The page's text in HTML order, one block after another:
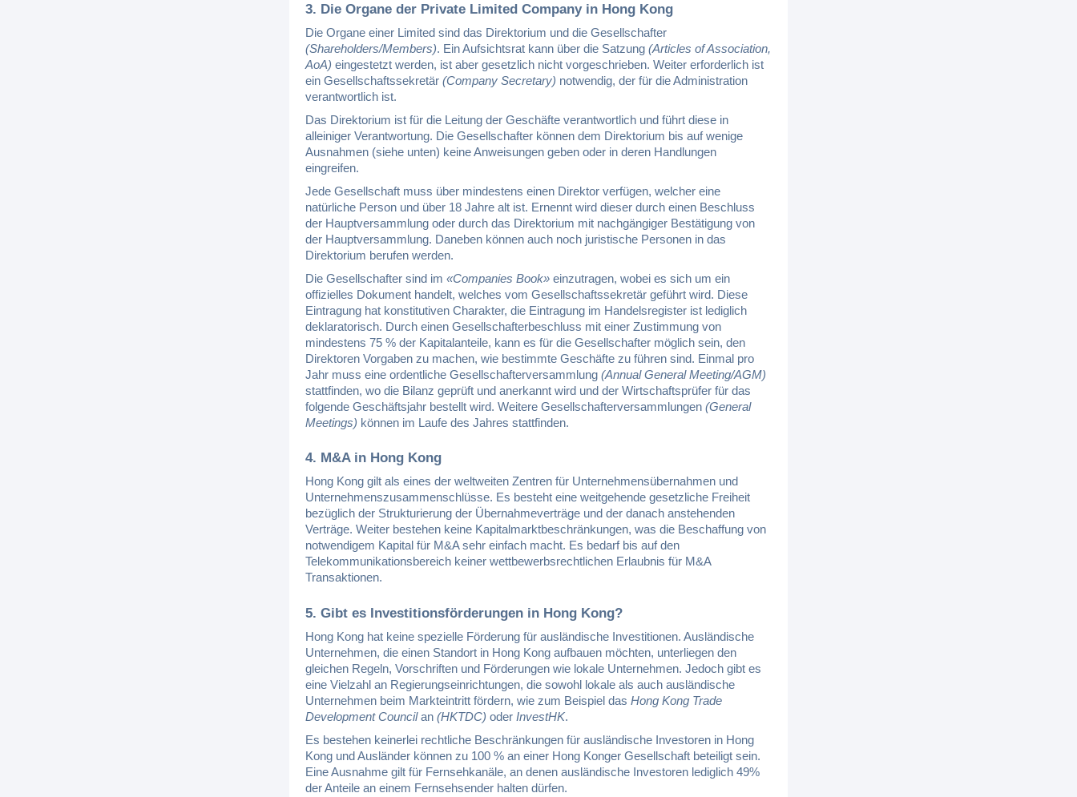
3. Die Organe der Private Limited Company in Hong Kong
Die Organe einer Limited sind das Direktorium und die Gesellschafter
(Shareholders/Members). Ein Aufsichtsrat kann über die Satzung (Articles of Association,
AoA) eingestetzt werden, ist aber gesetzlich nicht vorgeschrieben. Weiter erforderlich ist
ein Gesellschaftssekretär (Company Secretary) notwendig, der für die Administration
verantwortlich ist.
Das Direktorium ist für die Leitung der Geschäfte verantwortlich und führt diese in
alleiniger Verantwortung. Die Gesellschafter können dem Direktorium bis auf wenige
Ausnahmen (siehe unten) keine Anweisungen geben oder in deren Handlungen
eingreifen.
Jede Gesellschaft muss über mindestens einen Direktor verfügen, welcher eine
natürliche Person und über 18 Jahre alt ist. Ernennt wird dieser durch einen Beschluss
der Hauptversammlung oder durch das Direktorium mit nachgängiger Bestätigung von
der Hauptversammlung. Daneben können auch noch juristische Personen in das
Direktorium berufen werden.
Die Gesellschafter sind im «Companies Book»einzutragen, wobei es sich um ein
offizielles Dokument handelt, welches vom Gesellschaftssekretär geführt wird. Diese
Eintragung hat konstitutiven Charakter, die Eintragung im Handelsregister ist lediglich
deklaratorisch. Durch einen Gesellschafterbeschluss mit einer Zustimmung von
mindestens 75 % der Kapitalanteile, kann es für die Gesellschafter möglich sein, den
Direktoren Vorgaben zu machen, wie bestimmte Geschäfte zu führen sind. Einmal pro
Jahr muss eine ordentliche Gesellschafterversammlung (Annual General Meeting/AGM)
stattfinden, wo die Bilanz geprüft und anerkannt wird und der Wirtschaftsprüfer für das
folgende Geschäftsjahr bestellt wird. Weitere Gesellschafterversammlungen (General
Meetings) können im Laufe des Jahres stattfinden.
4. M&A in Hong Kong
Hong Kong gilt als eines der weltweiten Zentren für Unternehmensübernahmen und
Unternehmenszusammenschlüsse. Es besteht eine weitgehende gesetzliche Freiheit
bezüglich der Strukturierung der Übernahmeverträge und der danach anstehenden
Verträge. Weiter bestehen keine Kapitalmarktbeschränkungen, was die Beschaffung von
notwendigem Kapital für M&A sehr einfach macht. Es bedarf bis auf den
Telekommunikationsbereich keiner wettbewerbsrechtlichen Erlaubnis für M&A
Transaktionen.
5. Gibt es Investitionsförderungen in Hong Kong?
Hong Kong hat keine spezielle Förderung für ausländische Investitionen. Ausländische
Unternehmen, die einen Standort in Hong Kong aufbauen möchten, unterliegen den
gleichen Regeln, Vorschriften und Förderungen wie lokale Unternehmen. Jedoch gibt es
eine Vielzahl an Regierungseinrichtungen, die sowohl lokale als auch ausländische
Unternehmen beim Markteintritt fördern, wie zum Beispiel das Hong Kong Trade
Development Councilan (HKTDC) oder InvestHK.
Es bestehen keinerlei rechtliche Beschränkungen für ausländische Investoren in Hong
Kong und Ausländer können zu 100 % an einer Hong Konger Gesellschaft beteiligt sein.
Eine Ausnahme gilt für Fernsehkanäle, an denen ausländische Investoren lediglich 49%
der Anteile an einem Fernsehsender halten dürfen.